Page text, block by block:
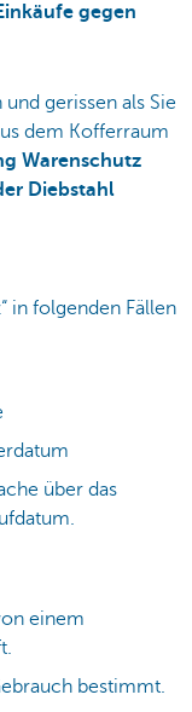
gegen
gerissen als Sie
dem Kofferraum
Warenschutz
Diebstahl
in folgenden Fällen
über das
einem
bestimmt.